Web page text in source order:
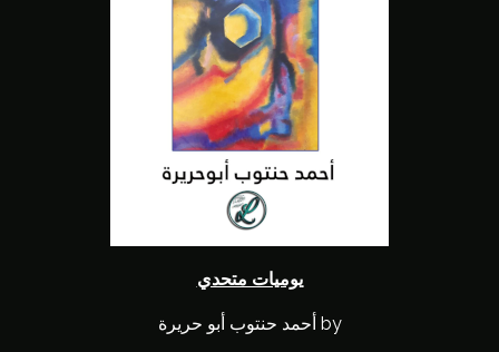
يوميات متحدي
by أحمد حنتوب أبو حريرة